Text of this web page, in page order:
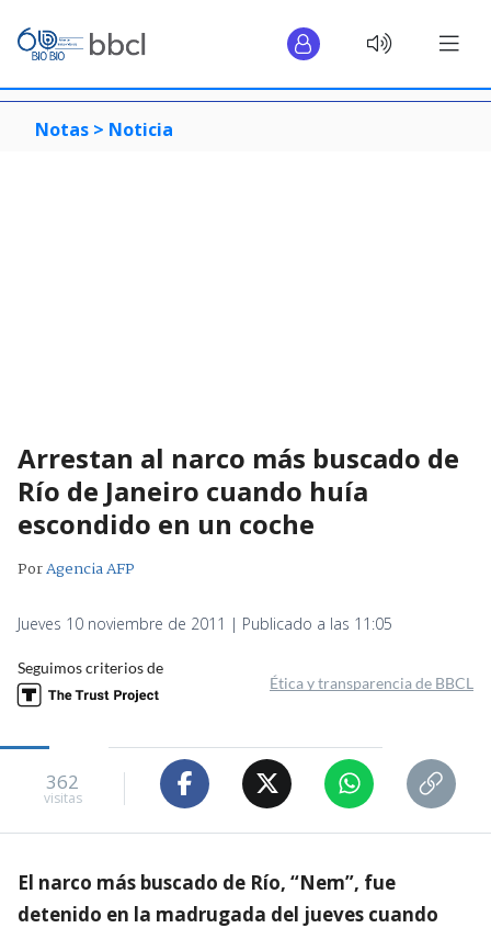
Notas > Noticia
Arrestan al narco más buscado de
Río de Janeiro cuando huía
escondido en un coche
PorAgencia AFP
Jueves 10 noviembre de 2011 | Publicado a las 11:05
Seguimos criterios de
Ética y transparencia de BBCL
362
visitas
El narco más buscado de Río, “Nem”, fue
detenido en la madrugada del jueves cuando